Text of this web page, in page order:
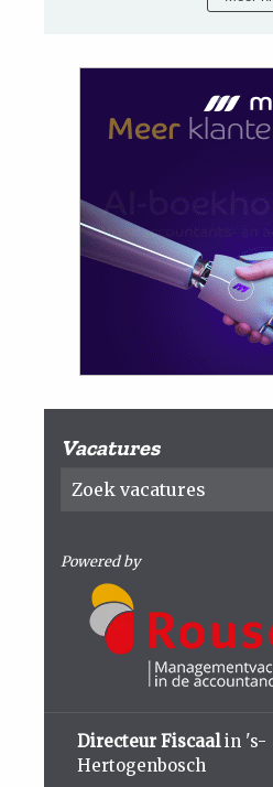
Vacatures
Powered by
Directeur Fiscaalin 's-
Hertogenbosch